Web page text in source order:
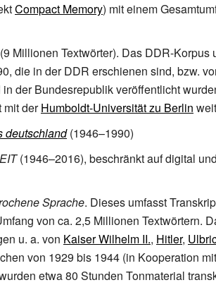
Compact Memory) mit einem
(9 Millionen Textwörter). Das DDR-Korpus
die in der DDR erschienen sind, bzw.
der Bundesrepublik veröffentlicht
mit derHumboldt-Universität zu Berlin
deutschland(1946–1990)
(1946–2016), beschränkt auf digital
Sprache. Dieses umfasst
von ca. 2,5 Millionen Textwörtern.
u. a. von Kaiser Wilhelm II., Hitler,
von 1929 bis 1944 (in Kooperation
etwa 80 Stunden Tonmaterial